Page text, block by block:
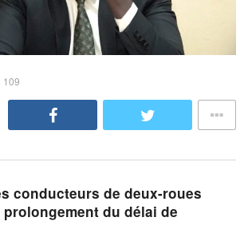
109
conducteurs de deux-roues
du délai de